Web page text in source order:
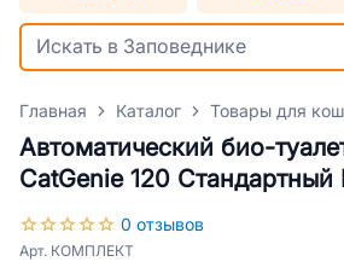
Главная Каталог Товары для
Автоматический био-
CatGenie 120
0 отзывов
Арт. КОМПЛЕКТ